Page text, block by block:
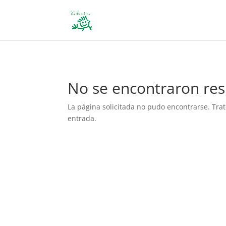
No se encontraron
La página solicitada no pudo encontrarse.
entrada.